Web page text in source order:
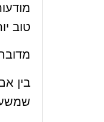
טוב
בין